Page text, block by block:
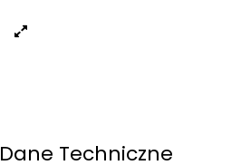
Dane Techniczne